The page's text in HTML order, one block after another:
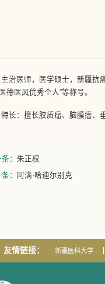
主治医师，医学硕士，新疆抗
医德医风优秀个人”等称号。
特长：擅长胶质瘤、脑膜瘤、
条： 朱正权
条： 阿满·哈迪尔别克
友情链接： 新疆医科大学